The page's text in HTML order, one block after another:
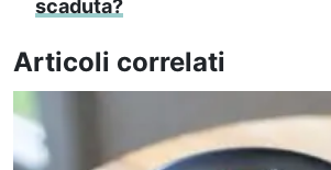
scaduta?
Articoli correlati